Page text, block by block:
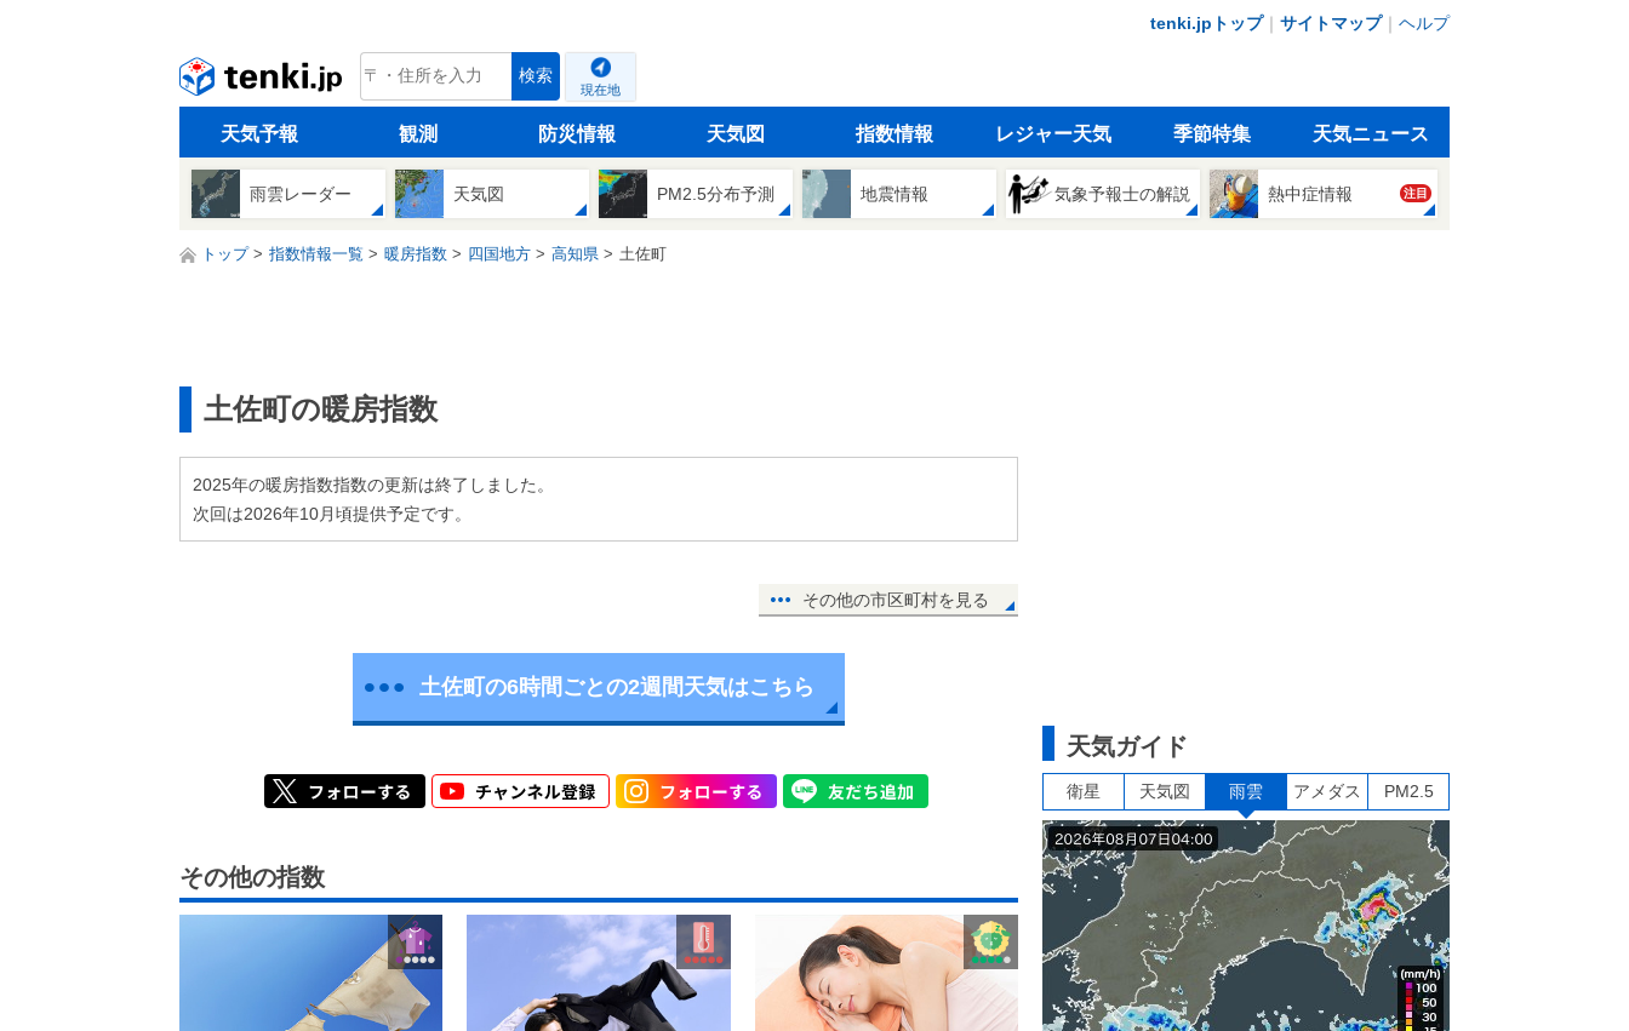
tenki.jpトップ｜ サイトマップ｜ ヘルプ
tenki.jp 検索
現在地
天気予報 観測 防災情報 天気図 指数情報 レジャー天気 季節特集 天気ニュース
雨雲レーダー 天気図 PM2.5分布予測 地震情報 気象予報士の解説 熱中症情報 注目
トップ 指数情報一覧 暖房指数 四国地方 高知県 土佐町
土佐町の暖房指数
2025年の暖房指数指数の更新は終了しました。
次回は2026年10月頃提供予定です。
その他の市区町村を見る
土佐町の6時間ごとの2週間天気はこちら
その他の指数
天気ガイド
衛星 天気図 雨雲 アメダス PM2.5